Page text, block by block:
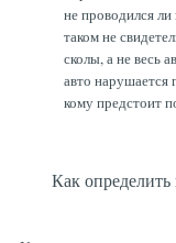
не проводился
таком не
сколы, а не весь
авто нарушается
кому предстоит
Как